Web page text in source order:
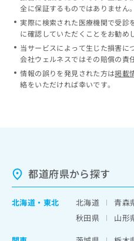
全に保証するものではありません。
実際に検索された医療機関で受診
に確認していただくことをお勧め
当サービスによって生じた損害に
会社ウェルネスではその賠償の責
情報の誤りを発見された方は掲載
絡をいただければ幸いです。
都道府県から探す
北海道 ・ 東北 北海道 青森
秋田県
山形